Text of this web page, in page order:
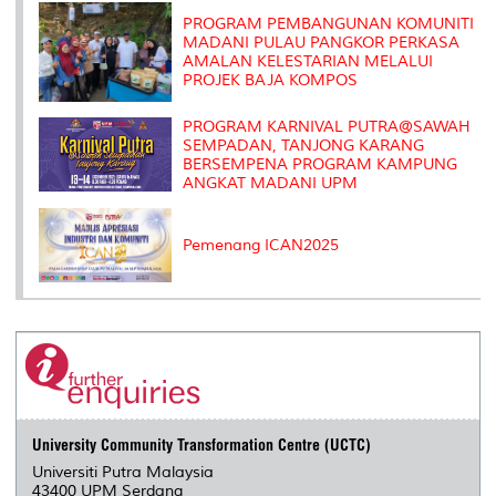
s
PROGRAM PEMBANGUNAN KOMUNITI
MADANI PULAU PANGKOR PERKASA
AMALAN KELESTARIAN MELALUI
PROJEK BAJA KOMPOS
PROGRAM KARNIVAL PUTRA@SAWAH
SEMPADAN, TANJONG KARANG
BERSEMPENA PROGRAM KAMPUNG
ANGKAT MADANI UPM
Pemenang ICAN2025
University Community Transformation Centre (UCTC)
Universiti Putra Malaysia
43400 UPM Serdang